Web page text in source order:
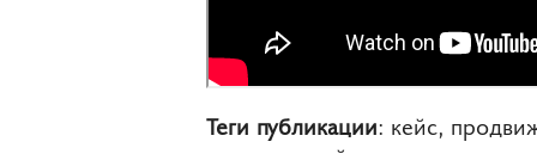
Теги публикации: кейс,